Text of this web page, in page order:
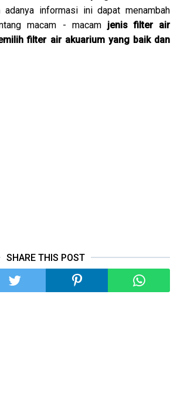
adanya informasi ini dapat menambah
macam - macam jenis filter air
filter air akuarium yang baik dan
SHARE THIS POST